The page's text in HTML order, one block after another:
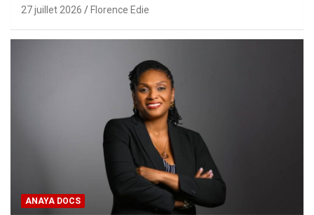
27 juillet 2026 Florence Edie
ANAYA DOCS